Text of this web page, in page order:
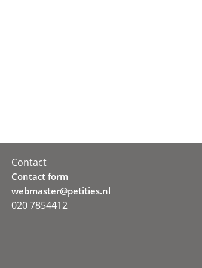
Contact
Contact form
webmaster@petities.nl
020 7854412